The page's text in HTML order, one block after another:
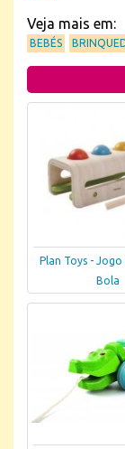
Veja mais em:
BEBÉS
Plan Toys -
Bola